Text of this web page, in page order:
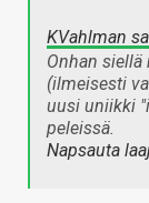
KVahlman
Onhan
(ilmeisesti
uusi uniikki
peleissä.
Napsauta